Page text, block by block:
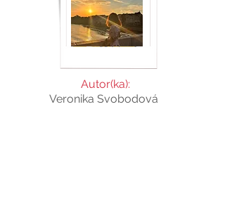
Autor(ka):
Veronika Svobodová